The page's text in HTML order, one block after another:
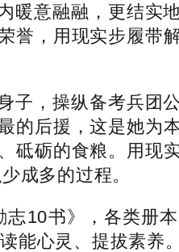
意融融，更结实
，用现实步履带
，操纵备考兵团
后援，这是她为
砺的食粮。用现
成多的过程。
书》，各类册
能心灵、提拔素养。